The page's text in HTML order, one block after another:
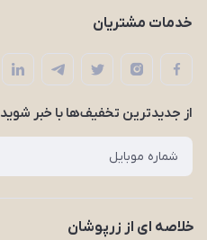
حساب کاربری
لیست محصولات
درباره ما
تماس با ما
خدمات مشتریان
قوانین و مقررات
حریم خصوصی
راهنما
از جدید‌ترین تخفیف‌ها با‌ خبر شوید
خلاصه ای از زرپوشان